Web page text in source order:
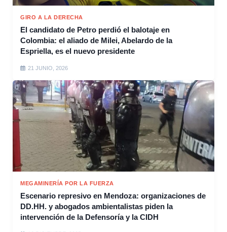
GIRO A LA DERECHA
El candidato de Petro perdió el balotaje en
Colombia: el aliado de Milei, Abelardo de la
Espriella, es el nuevo presidente
21 JUNIO, 2026
MEGAMINERÍA POR LA FUERZA
Escenario represivo en Mendoza: organizaciones de
DD.HH. y abogados ambientalistas piden la
intervención de la Defensoría y la CIDH